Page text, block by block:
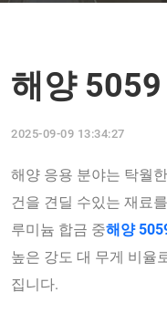
해양
2025-09-09 13:34:27
해양 응용 분야는 탁월
건을 견딜 수있는 재료
루미늄 합금 중해양
높은 강도 대 무게 비율
집니다.